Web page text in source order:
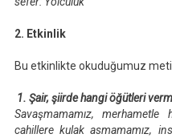
2. Etkinlik
Bu etkinlikte okuduğumuz
1. Şair, şiirde hangi öğütleri
Savaşmamamız, merhametle
cahillere kulak asmamamız,